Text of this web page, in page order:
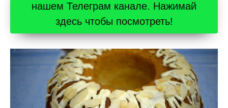
нашем Телеграм канале. Нажимай
здесь чтобы посмотреть!